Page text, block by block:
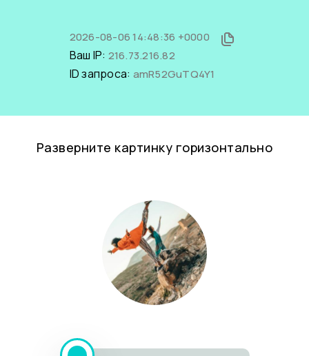
2026-08-06 14:48:36 +0000
Ваш IP: 216.73.216.82
ID запроса: amR52GuTQ4Y1
Разверните картинку горизонтально